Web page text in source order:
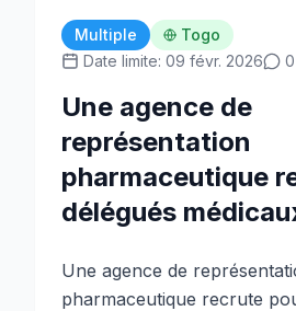
Multiple
Togo
Date limite: 09 févr. 2026
Une agence de
représentation
pharmaceutique
délégués
Une agence de
pharmaceutique recrute